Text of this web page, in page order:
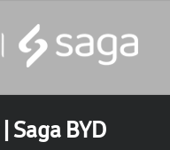
Saga BYD